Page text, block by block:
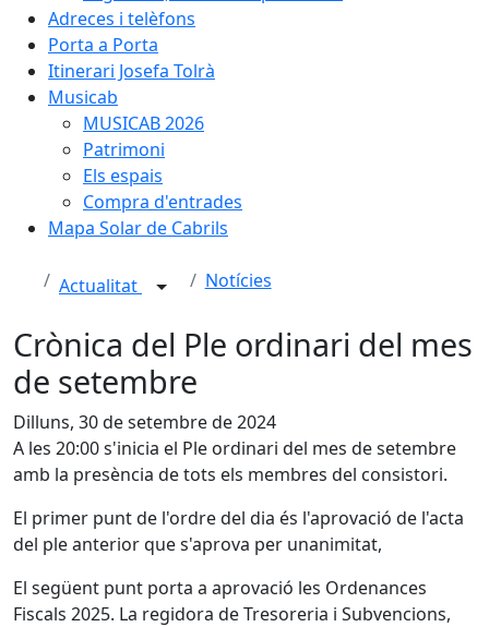
Adreces i telèfons
Porta a Porta
Itinerari Josefa Tolrà
Musicab
MUSICAB 2026
Patrimoni
Els espais
Compra d'entrades
Mapa Solar de Cabrils
Actualitat Notícies
Crònica del Ple ordinari del mes
de setembre
Dilluns, 30 de setembre de 2024
A les 20:00 s'inicia el Ple ordinari del mes de setembre
amb la presència de tots els membres del consistori.
El primer punt de l'ordre del dia és l'aprovació de l'acta
del ple anterior que s'aprova per unanimitat,
El següent punt porta a aprovació les Ordenances
Fiscals 2025. La regidora de Tresoreria i Subvencions,